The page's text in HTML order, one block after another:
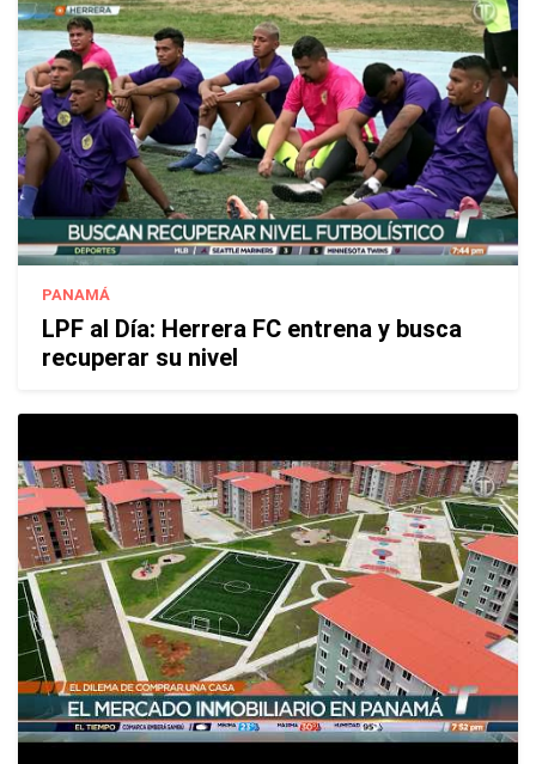
PANAMÁ
LPF al Día: Herrera FC entrena y busca
recuperar su nivel